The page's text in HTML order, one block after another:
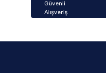
Bu ürüne benzer farklı